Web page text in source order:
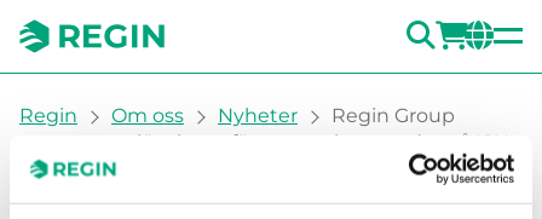
SÖK
You are here:
Regin Om oss Nyheter
Regin Group
presenterar lösningar för smarta byggnader på ISH
2027